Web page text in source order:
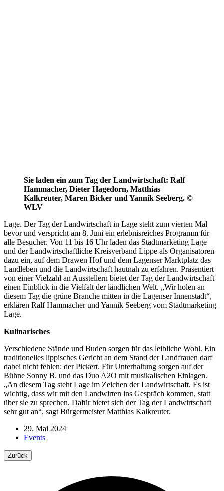
Sie laden ein zum Tag der Landwirtschaft: Ralf
Hammacher, Dieter Hagedorn, Matthias
Kalkreuter, Maren Bicker und Yannik Seeberg. ©
WLV
Lage. Der Tag der Landwirtschaft in Lage steht zum vierten Mal
bevor und verspricht am 8. Juni ein erlebnisreiches Programm für
alle Besucher. Von 11 bis 16 Uhr laden das Stadtmarketing Lage
und der Landwirtschaftliche Kreisverband Lippe als Organisatoren
dazu ein, auf dem Drawen Hof und dem Lagenser Marktplatz das
Landleben und die Landwirtschaft hautnah zu erfahren. Präsentiert
von einer Vielzahl an Ausstellern bietet der Tag der Landwirtschaft
einen Einblick in die Vielfalt der ländlichen Welt. „Wir holen an
diesem Tag die grüne Branche mitten in die Lagenser Innenstadt“,
erklären Ralf Hammacher und Yannik Seeberg vom Stadtmarketing
Lage.
Kulinarisches
Verschiedene Stände und Buden sorgen für das leibliche Wohl. Ein
traditionelles lippisches Gericht an dem Stand der Landfrauen darf
dabei nicht fehlen: der Pickert. Für Unterhaltung sorgen auf der
Bühne Sonny B. und das Duo A2O mit musikalischen Einlagen.
„An diesem Tag steht Lage im Zeichen der Landwirtschaft. Es ist
wichtig, dass wir mit den Landwirten ins Gespräch kommen, statt
über sie zu sprechen. Dafür bietet sich der Tag der Landwirtschaft
sehr gut an“, sagt Bürgermeister Matthias Kalkreuter.
29. Mai 2024
Events